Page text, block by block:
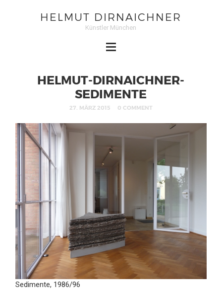
HELMUT DIRNAICHNER
Künstler München
HELMUT-DIRNAICHNER-
SEDIMENTE
27. MÄRZ 2015 0 COMMENT
Sedimente, 1986/96